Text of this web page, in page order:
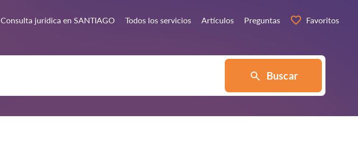
Consulta jurídica en SANTIAGO Todos los servicios Artículos Preguntas Favoritos
Buscar